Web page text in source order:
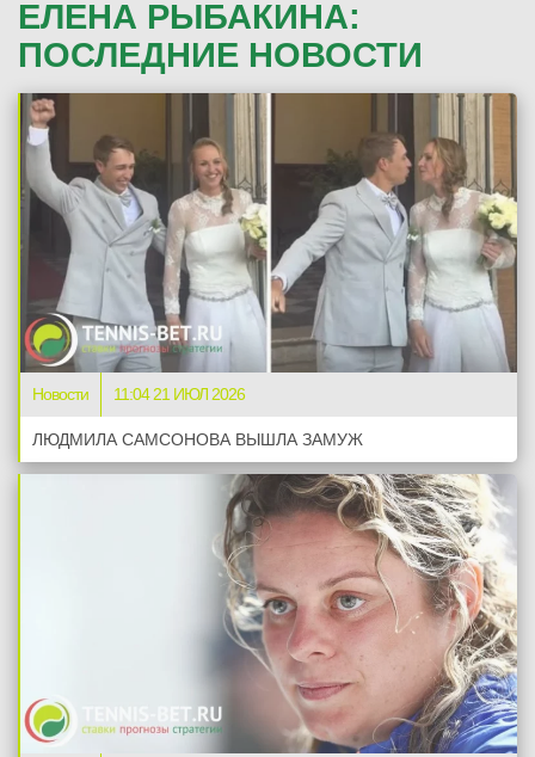
ЕЛЕНА РЫБАКИНА:
ПОСЛЕДНИЕ НОВОСТИ
Новости 11:04 21 ИЮЛ 2026
ЛЮДМИЛА САМСОНОВА ВЫШЛА ЗАМУЖ